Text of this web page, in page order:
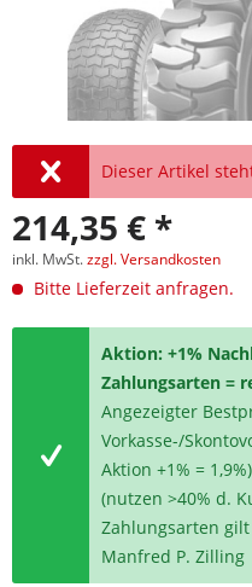
Dieser Artikel
214,35 € *
inkl. MwSt.zzgl. Versandkosten
Bitte Lieferzeit anfragen.
Aktion: +1%
Zahlungsarten =
Angezeigter
Vorkasse-/
Aktion +1% =
(nutzen >40% d.
Zahlungsarten
Manfred P. Zilling